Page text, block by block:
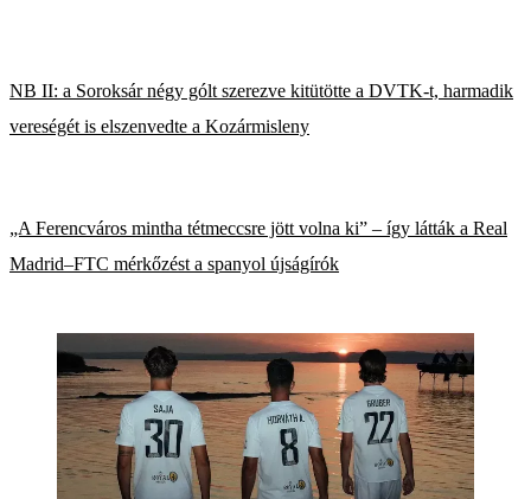
NB II: a Soroksár négy gólt szerezve kitütötte a DVTK-t, harmadik
vereségét is elszenvedte a Kozármisleny
„A Ferencváros mintha tétmeccsre jött volna ki” – így látták a Real
Madrid–FTC mérkőzést a spanyol újságírók